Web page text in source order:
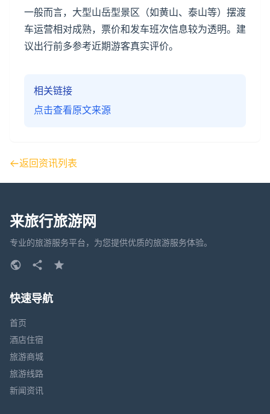
一般而言，大型山岳型景区（如黄山、 泰山等）摆渡
车运营相对成熟，票价和发车班次信息较为透明。建
议出行前多参考近期游客真实评价。
相关链接
点击查看原文来源
返回资讯列表
来旅行旅游网
专业的旅游服务平台，为您提供优质的旅游服务体验。
快速导航
首页
酒店住宿
旅游商城
旅游线路
新闻资讯